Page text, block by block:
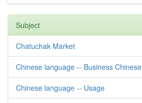
Subject
Chatuchak Market
Chinese language -- Business Chinese
Chinese language -- Usage